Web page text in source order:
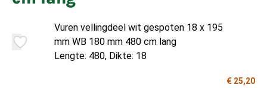
Vuren vellingdeel wit gespoten 18 x 195
mm WB 180 mm 480 cm lang
Lengte: 480, Dikte: 18
€ 25,20